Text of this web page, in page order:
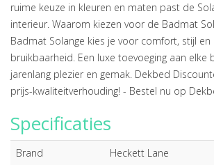
ruime keuze in kleuren en maten past de
interieur. Waarom kiezen voor de Badmat
Badmat Solange kies je voor comfort, stijl en
bruikbaarheid. Een luxe toevoeging aan elke
jarenlang plezier en gemak. Dekbed
prijs-kwaliteitverhouding! - Bestel nu op
Specificaties
Brand
Heckett Lane